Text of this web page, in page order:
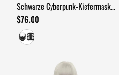
Schwarze Cyberpunk-Kiefermaske
mit Stacheln und Kettenzahn
$76.00